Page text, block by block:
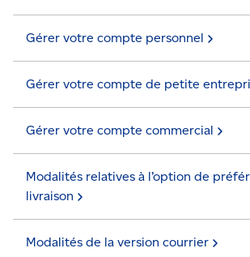
Gérer votre compte personnel
Gérer votre compte de petite
Gérer votre compte commercial
Modalités relatives à l’option de
livraison
Modalités de la version courrier